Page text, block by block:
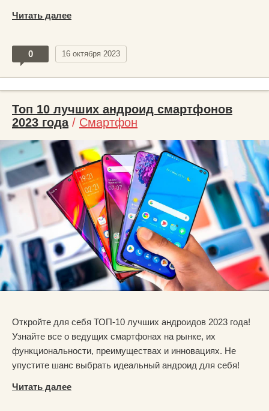
Читать далее
0 16 октября 2023
Топ 10 лучших андроид смартфонов
2023 года / Смартфон
Откройте для себя ТОП-10 лучших андроидов 2023 года!
Узнайте все о ведущих смартфонах на рынке, их
функциональности, преимуществах и инновациях. Не
упустите шанс выбрать идеальный андроид для себя!
Читать далее